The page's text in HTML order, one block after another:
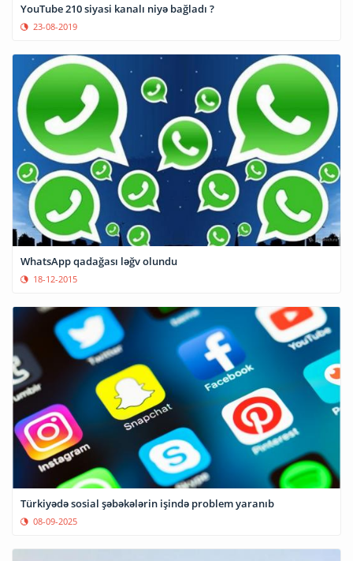
YouTube 210 siyasi kanalı niyə bağladı ?
23-08-2019
WhatsApp qadağası ləğv olundu
18-12-2015
Türkiyədə sosial şəbəkələrin işində problem yaranıb
08-09-2025